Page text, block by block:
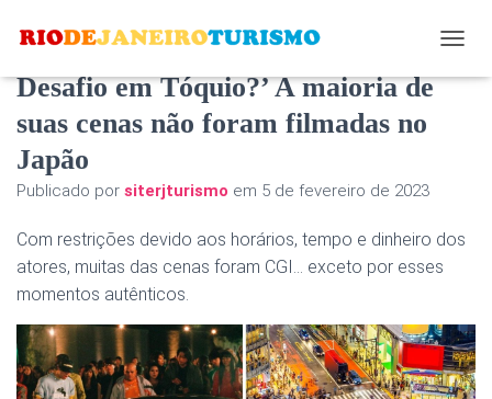
L
A
A
Ç
Ã
O
Lembre-se de ‘Velozes e Furiosos:
Desafio em Tóquio?’ A maioria de
suas cenas não foram filmadas no
Japão
Publicado por siterjturismo em 5 de fevereiro de 2023
Com restrições devido aos horários, tempo e dinheiro dos
atores, muitas das cenas foram CGI… exceto por esses
momentos autênticos.